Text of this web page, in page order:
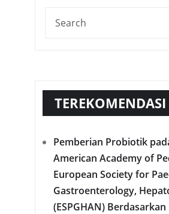
TEREKOMENDASI
Pemberian Probiotik
American Academy of
European Society for
Gastroenterology,
(ESPGHAN)